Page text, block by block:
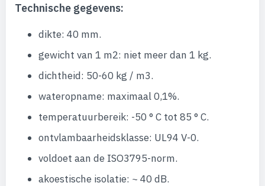
Technische gegevens:
dikte: 40 mm.
gewicht van 1 m2: niet meer dan 1 kg.
dichtheid: 50-60 kg / m3.
wateropname: maximaal 0,1%.
temperatuurbereik: -50 ° C tot 85 ° C.
ontvlambaarheidsklasse: UL94 V-0.
voldoet aan de ISO3795-norm.
akoestische isolatie: ~ 40 dB.